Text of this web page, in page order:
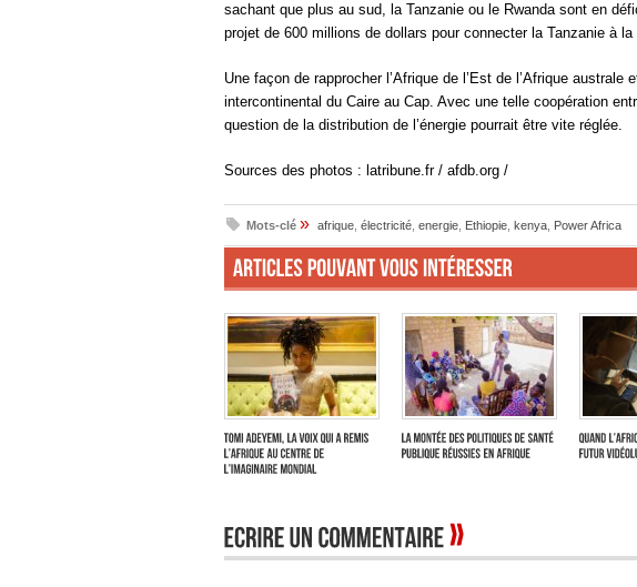
sachant que plus au sud, la Tanzanie ou le Rwanda sont en
projet de 600 millions de dollars pour connecter la Tanzanie à la
Une façon de rapprocher l’Afrique de l’Est de l’Afrique australe
intercontinental du Caire au Cap. Avec une telle coopération
question de la distribution de l’énergie pourrait être vite réglée.
Sources des photos : latribune.fr / afdb.org /
Mots-clé » afrique électricité energie Ethiopie kenya Power Africa